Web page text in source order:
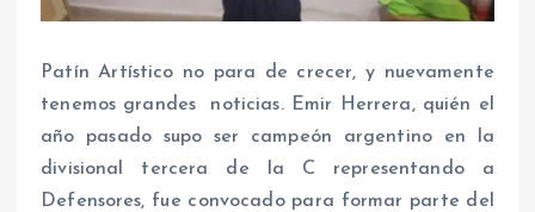
Patín Artístico no para de crecer, y nuevamente
tenemos grandes noticias. Emir Herrera, quién el
año pasado supo ser campeón argentino en la
divisional tercera de la C representando a
Defensores, fue convocado para formar parte del